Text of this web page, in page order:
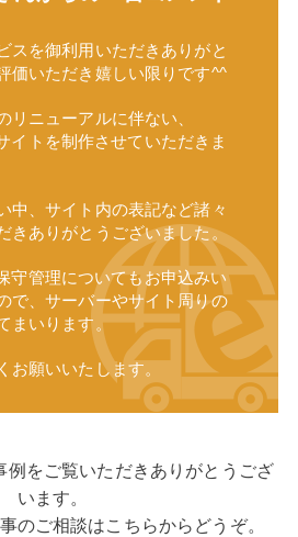
スを御利用いただきありがと
価いただき嬉しい限りです^^
リニューアルに伴ない、
イトを制作させていただきま
中、サイト内の表記など諸々
きありがとうございました。
守管理についてもお申込みい
で、サーバーやサイト周りの
まいります。
お願いいたします。
例をご覧いただきありがとうござ
います。
のご相談はこちらからどうぞ。